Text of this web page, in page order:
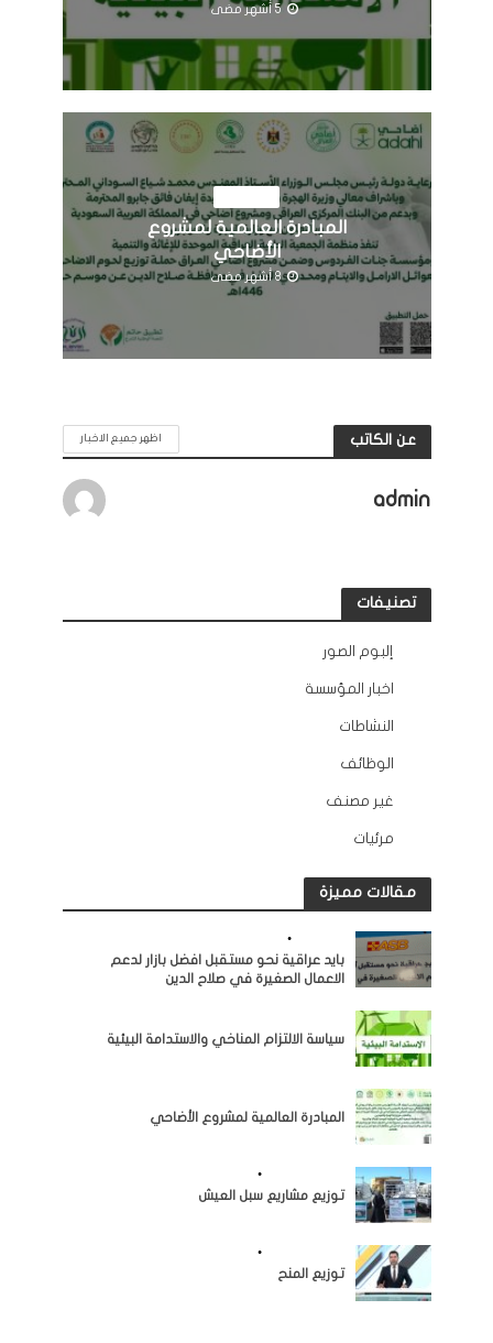
5 أشهر مضى
المبادرة العالمية لمشروع
الأضاحي
8 أشهر مضى
عن الكاتب اظهر جميع الاخبار
admin
تصنيفات
إلبوم الصور
اخبار المؤسسة
النشاطات
الوظائف
غير مصنف
مرئيات
مقالات مميزة
•
بايد عراقية نحو مستقبل افضل بازار لدعم
الاعمال الصغيرة في صلاح الدين
سياسة الالتزام المناخي والاستدامة البيئية
المبادرة العالمية لمشروع الأضاحي
•
توزيع مشاريع سبل العيش
•
توزيع المنح